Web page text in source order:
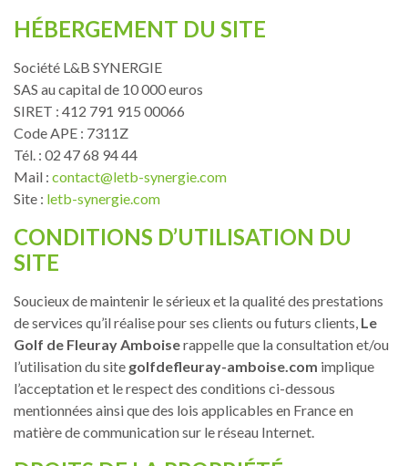
HÉBERGEMENT DU SITE
Société L&B SYNERGIE
SAS au capital de 10 000 euros
SIRET : 412 791 915 00066
Code APE : 7311Z
Tél. : 02 47 68 94 44
Mail : contact@letb-synergie.com
Site : letb-synergie.com
CONDITIONS D’UTILISATION DU
SITE
Soucieux de maintenir le sérieux et la qualité des prestations
de services qu’il réalise pour ses clients ou futurs clients, Le
Golf de Fleuray Amboiserappelle que la consultation et/ou
l’utilisation du site golfdefleuray-amboise.com implique
l’acceptation et le respect des conditions ci-dessous
mentionnées ainsi que des lois applicables en France en
matière de communication sur le réseau Internet.